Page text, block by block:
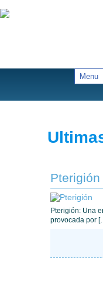
Pterigión
Pterigión: Una
provocada por